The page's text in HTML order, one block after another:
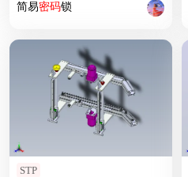
简易密码锁
STP